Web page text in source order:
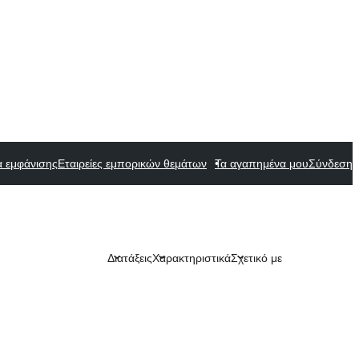
εμφάνισηςΕταιρείες εμπορικών θεμάτων Τα αγαπημένα μουΣύνδεση
ΔιατάξειςΧαρακτηριστικάΣχετικό με